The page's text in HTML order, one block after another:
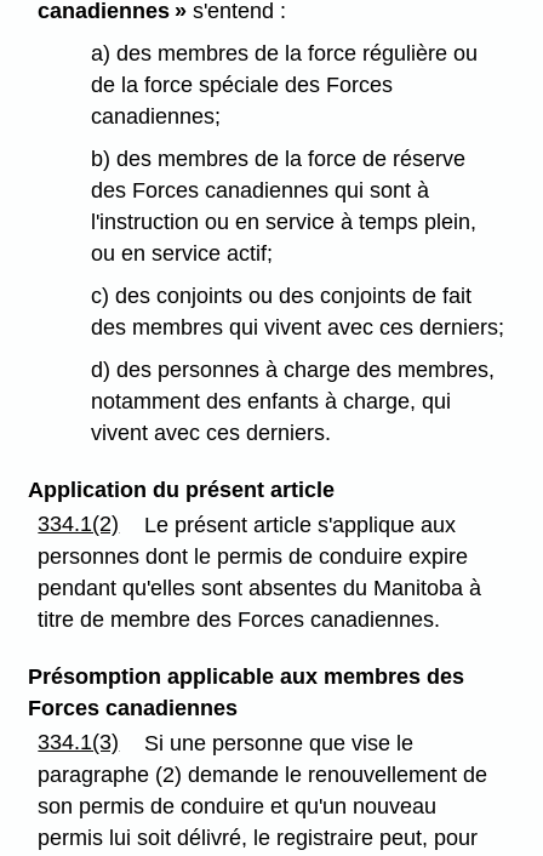
canadiennes » s'entend :
a) des membres de la force régulière ou
de la force spéciale des Forces
canadiennes;
b) des membres de la force de réserve
des Forces canadiennes qui sont à
l'instruction ou en service à temps plein,
ou en service actif;
c) des conjoints ou des conjoints de fait
des membres qui vivent avec ces derniers;
d) des personnes à charge des membres,
notamment des enfants à charge, qui
vivent avec ces derniers.
Application du présent article
334.1(2)
Le présent article s'applique aux
personnes dont le permis de conduire expire
pendant qu'elles sont absentes du Manitoba à
titre de membre des Forces canadiennes.
Présomption applicable aux membres des
Forces canadiennes
334.1(3)
Si une personne que vise le
paragraphe (2) demande le renouvellement de
son permis de conduire et qu'un nouveau
permis lui soit délivré, le registraire peut, pour